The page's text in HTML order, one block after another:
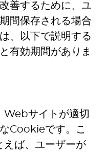
善するために、ユ
間保存される場合
、以下で説明する
有効期間がありま
サイトが適切
Cookieです。こ
ば、ユーザーが